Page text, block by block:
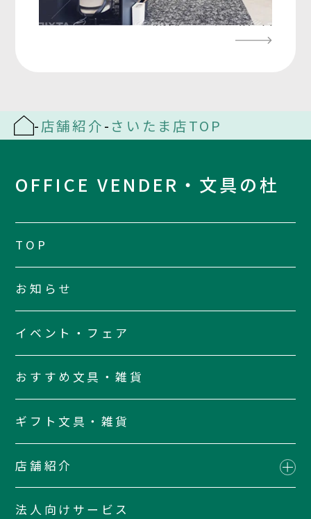
-店舗紹介- さいたま店TOP
OFFICE VENDER・文具の杜
TOP
お知らせ
イベント・フェア
おすすめ文具・雑貨
ギフト文具・雑貨
店舗紹介
法人向けサービス